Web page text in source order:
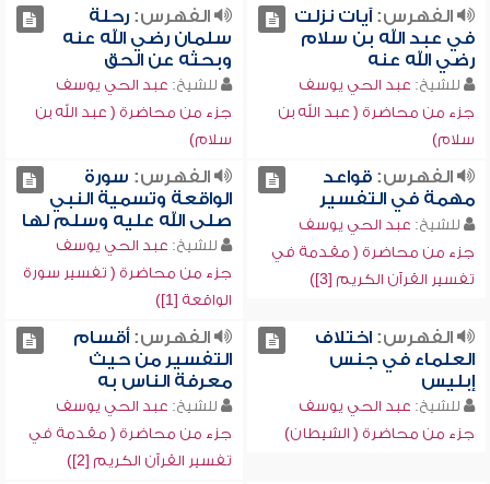
الفهرس:آيات نزلت
في عبد الله بن سلام
رضي الله عنه
للشيخ: عبد الحي يوسف
جزء من محاضرة ( عبد الله بن
سلام)
الفهرس:رحلة
سلمان رضي الله عنه
وبحثه عن الحق
للشيخ: عبد الحي يوسف
جزء من محاضرة ( عبد الله بن
سلام)
الفهرس:قواعد
مهمة في التفسير
للشيخ: عبد الحي يوسف
جزء من محاضرة ( مقدمة في
تفسير القرآن الكريم [3])
الفهرس: سورة
الواقعة وتسمية النبي
صلى الله عليه وسلم لها
للشيخ: عبد الحي يوسف
جزء من محاضرة ( تفسير سورة
الواقعة [1])
الفهرس:اختلاف
العلماء في جنس
إبليس
للشيخ: عبد الحي يوسف
جزء من محاضرة ( الشيطان)
الفهرس:أقسام
التفسير من حيث
معرفة الناس به
للشيخ: عبد الحي يوسف
جزء من محاضرة ( مقدمة في
تفسير القرآن الكريم [2])